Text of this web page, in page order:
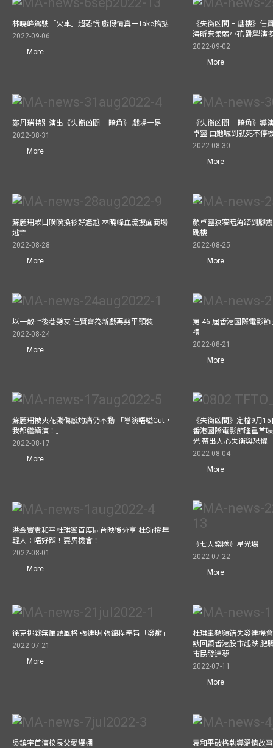
林曉峰駕駛「火車」超恐慌 戲假情真一Take搞掂
2022-09-06
More
《失衡凶間 – 唐樓》任
海昕棄柔弱小花 跳掣演
2022-09-02
More
鄭丹瑞特別演出《失衡凶間 – 暗角》 戲場十足
2022-08-31
More
《失衡凶間 – 暗角》導
卓靈 由她喊到就死不停
2022-08-30
More
蘇麗珊眾目睽睽換衫好尷尬 林曉峰血流披面商場
逃亡
2022-08-28
More
顏卓靈狹窄暗角踎到腳
跳樓
2022-08-25
More
以一敵七後巷劈友 任賢齊為新戲再剪平頭裝
2022-08-24
More
第 46 屆香港國際電影
禮
2022-08-21
More
蘇麗珊被火花濺傷感灼痛仍不動 「導演唔嗌Cut，
我都繼續演！」
2022-08-17
More
《失衡凶間》定檔9月
香港國際電影節隆重首
光 帶出人心失衡與恐懼
2022-08-04
More
洪金寶袁和平杜琪峯首度同台映後分享 杜Sir撐年
輕人：唔好踩！要畀機會！
2022-08-01
More
《七人樂隊》星光場
2022-07-22
More
徐克挑戰無厘頭風格 張達明 張錦程奉旨「發癲」
2022-07-21
More
杜琪峯頻頻錯失發達機
默回顧香港股市起跌 肥
市民發達夢
2022-07-11
More
吳鎮宇首演校長父愛爆棚
袁和平破格執導溫情故